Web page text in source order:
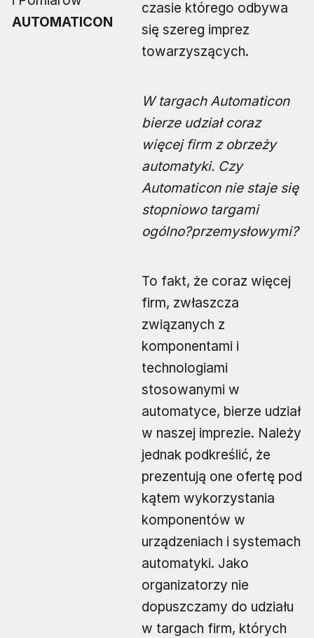
AUTOMATICON
czasie którego odbywa
się szereg imprez
towarzyszących.
W targach Automaticon
bierze udział coraz
więcej firm z obrzeży
automatyki. Czy
Automaticon nie staje się
stopniowo targami
ogólno?przemysłowymi?
To fakt, że coraz więcej
firm, zwłaszcza
związanych z
komponentami i
technologiami
stosowanymi w
automatyce, bierze udział
w naszej imprezie. Należy
jednak podkreślić, że
prezentują one ofertę pod
kątem wykorzystania
komponentów w
urządzeniach i systemach
automatyki. Jako
organizatorzy nie
dopuszczamy do udziału
w targach firm, których